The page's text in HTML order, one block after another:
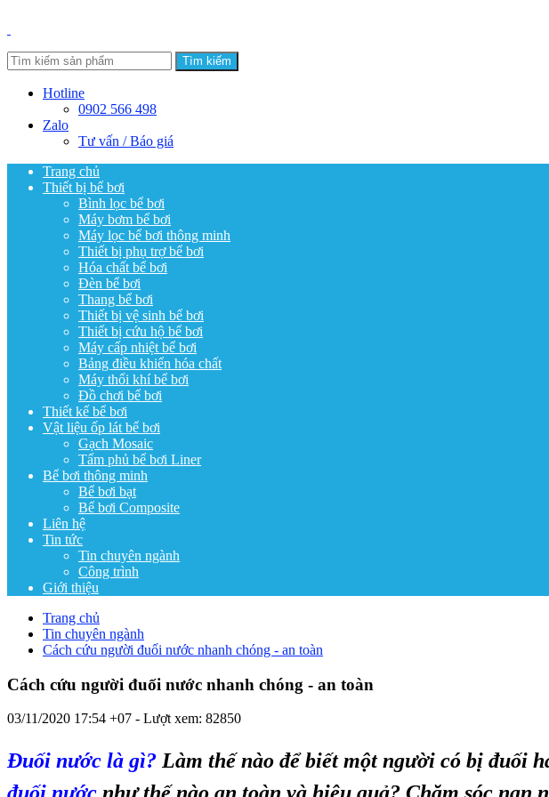
Tìm kiếm
Hotline
0902 566 498
Zalo
Tư vấn / Báo giá
Trang chủ
Thiết bị bể bơi
Bình lọc bể bơi
Máy bơm bể bơi
Máy lọc bể bơi thông minh
Thiết bị phụ trợ bể bơi
Hóa chất bể bơi
Đèn bể bơi
Thang bể bơi
Thiết bị vệ sinh bể bơi
Thiết bị cứu hộ bể bơi
Máy cấp nhiệt bể bơi
Bảng điều khiển hóa chất
Máy thổi khí bể bơi
Đồ chơi bể bơi
Thiết kế bể bơi
Vật liệu ốp lát bể bơi
Gạch Mosaic
Tấm phủ bể bơi Liner
Bể bơi thông minh
Bể bơi bạt
Bể bơi Composite
Liên hệ
Tin tức
Tin chuyên ngành
Công trình
Giới thiệu
Trang chủ
Tin chuyên ngành
Cách cứu người đuối nước nhanh chóng - an toàn
Cách cứu người đuối nước nhanh chóng - an toàn
03/11/2020 17:54 +07 - Lượt xem: 82850
Đuối nước là gì? Làm thế nào để biết một người có bị đuối